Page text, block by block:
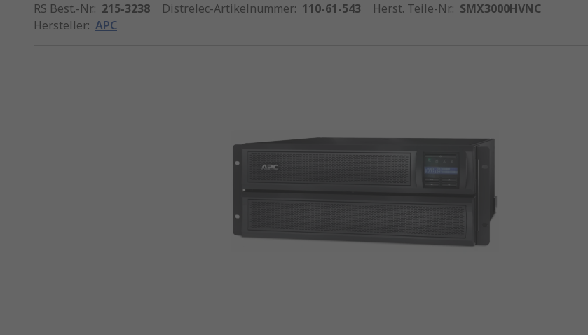
RS Best.-Nr.: 215-3238 Distrelec-Artikelnummer: 110-61-543 Herst. Teile-Nr.: SMX3000HVNC
Hersteller: APC